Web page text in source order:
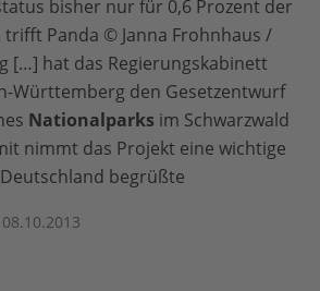
bisher nur für 0,6 Prozent der
trifft Panda © Janna Frohnhaus /
[…] hat das Regierungskabinett
Württemberg den Gesetzentwurf
Nationalparks im Schwarzwald
nimmt das Projekt eine wichtige
begrüßte